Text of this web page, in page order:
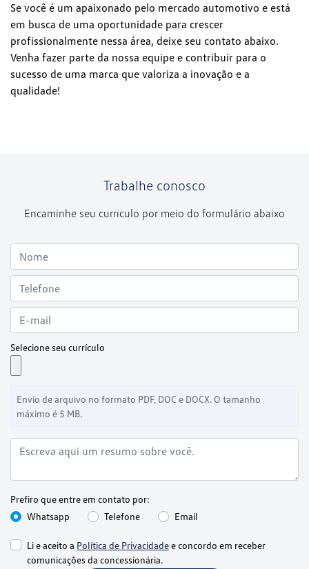
Se você é um apaixonado pelo mercado automotivo e está
em busca de uma oportunidade para crescer
profissionalmente nessa área, deixe seu contato abaixo.
Venha fazer parte da nossa equipe e contribuir para o
sucesso de uma marca que valoriza a inovação e a
qualidade!
Trabalhe conosco
Encaminhe seu currículo por meio do formulário abaixo
Selecione seu currículo
Envio de arquivo no formato PDF, DOC e DOCX. O tamanho
máximo é 5 MB.
Prefiro que entre em contato por:
Whatsapp
Telefone Email
Li e aceito a Política de Privacidadee concordo em receber
comunicações da concessionária.